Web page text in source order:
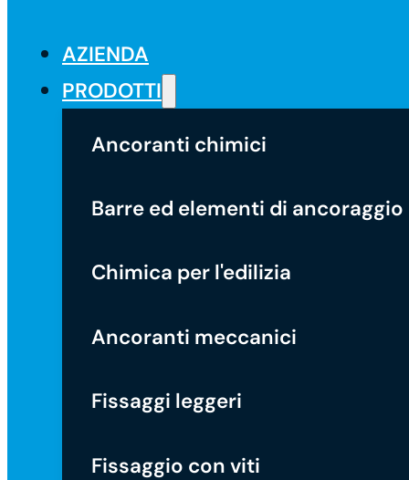
AZIENDA
PRODOTTI
Ancoranti chimici
Barre ed elementi di ancoraggio
Chimica per l'edilizia
Ancoranti meccanici
Fissaggi leggeri
Fissaggio con viti